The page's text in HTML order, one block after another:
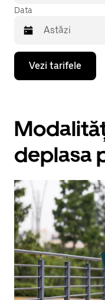
Data
Pentru
deschide
selecta
o
dată,
apasă
pe
cu
săgeata
îndreptată
în
jos.
Închide
calendarul
apăsând
pe
butonul
Escape.
Vezi tarifele
deplasa